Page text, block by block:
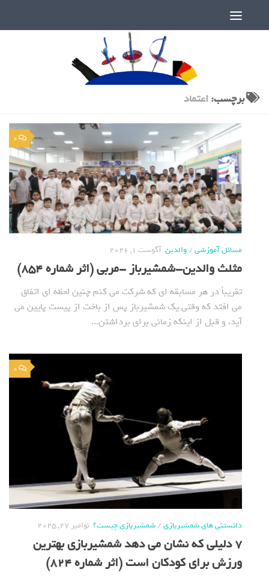
برچسب:اعتماد
0
مسائل آموزشی/والدین آگوست 1, 2026
مثلث والدین-شمشیرباز -مربی (اثر شماره 854)
تقریباً در هر مسابقه ای که شرکت می کنم چنین لحظه ای اتفاق
می افتد که وقتی یک شمشیرباز پس از باخت از پیست پایین می
آید، و قبل از اینکه زمانی برای برداشتن...
0
دانستنی های شمشیربازی/شمشیربازی چیست؟ نوامبر 27, 2025
۷ دلیلی که نشان می دهد شمشیربازی بهترین
ورزش برای کودکان است (اثر شماره 824)